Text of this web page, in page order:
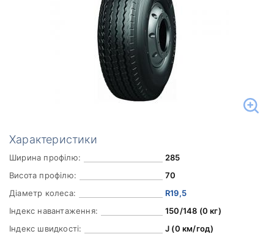
Характеристики
Ширина профілю:
285
Висота профілю:
70
Діаметр колеса:
R19,5
Індекс навантаження:
150/148 (0 кг)
Індекс швидкості:
J (0 км/год)